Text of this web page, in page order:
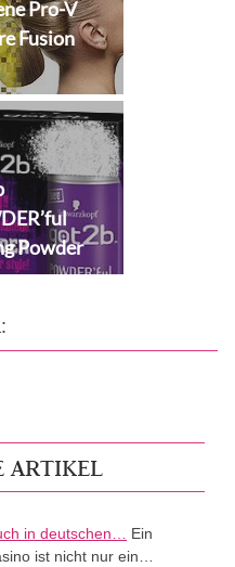
Pro-V
Fusion
Powder
ARTIKEL
in deutschen… Ein
ist nicht nur ein…